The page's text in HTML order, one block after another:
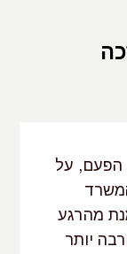
הפעם, על
מהרגע
יותר